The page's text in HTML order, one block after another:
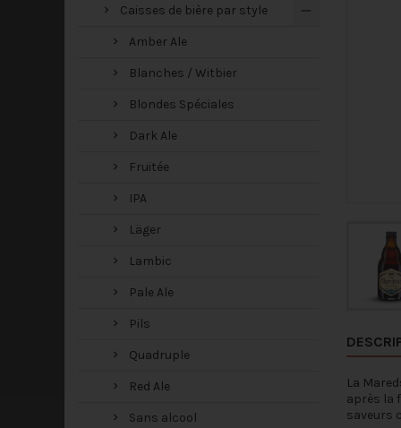
Caisses de bière par style
Amber Ale
Blanches / Witbier
Blondes Spéciales
Dark Ale
Fruitée
IPA
Läger
Lambic
Pale Ale
Pils
Quadruple
Red Ale
Sans alcool
La
après la
saveurs